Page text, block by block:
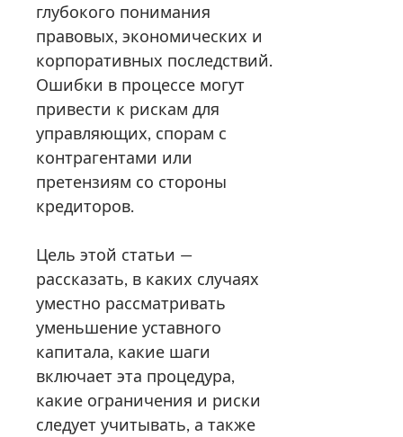
глубокого понимания
правовых, экономических и
корпоративных последствий.
Ошибки в процессе могут
привести к рискам для
управляющих, спорам с
контрагентами или
претензиям со стороны
кредиторов.
Цель этой статьи —
рассказать, в каких случаях
уместно рассматривать
уменьшение уставного
капитала, какие шаги
включает эта процедура,
какие ограничения и риски
следует учитывать, а также